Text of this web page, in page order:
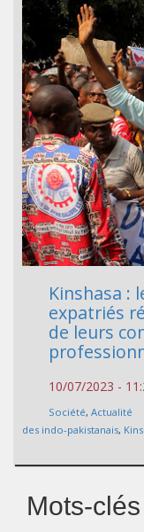
Kinshasa :
expatriés
de leurs
10/07/2023 -
Société, Actualité
des indo-pakistanais,
Mots-